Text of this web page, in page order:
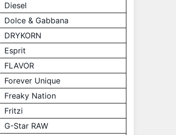
Diesel
Dolce & Gabbana
DRYKORN
Esprit
FLAVOR
Forever Unique
Freaky Nation
Fritzi
G-Star RAW